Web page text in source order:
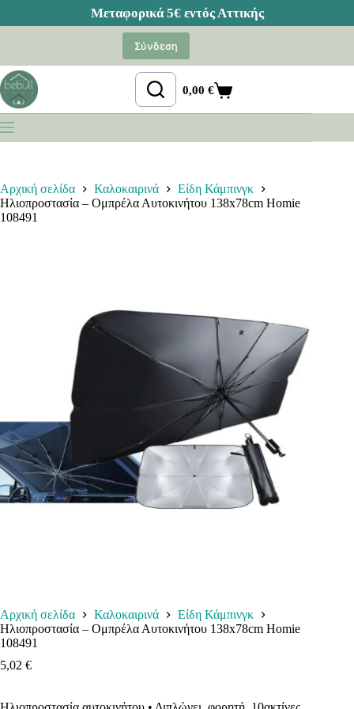
Σύνδεση
Καλάθι
Αγορών
0,00€
Αρχική σελίδα Καλοκαιρινά
Είδη Κάμπινγκ
Ηλιοπροστασία – Ομπρέλα Αυτοκινήτου 138x78cm Homie
108491
Αρχική σελίδα Καλοκαιρινά
Είδη Κάμπινγκ
Ηλιοπροστασία – Ομπρέλα Αυτοκινήτου 138x78cm Homie
108491
5,02 €